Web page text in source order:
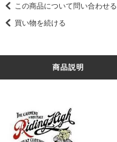
この商品について問い合わせる
買い物を続ける
商品説明